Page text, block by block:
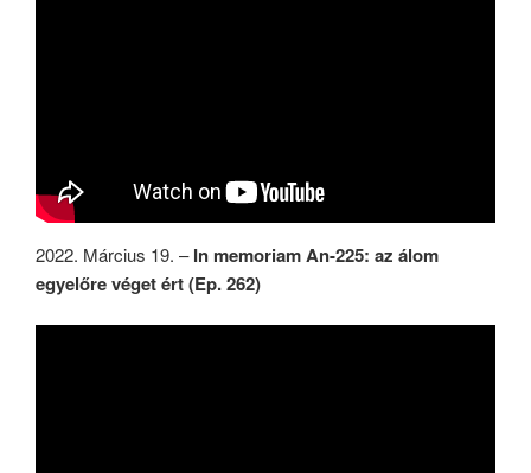
2022. Március 19. –In memoriam An-225: az álom
egyelőre véget ért (Ep. 262)